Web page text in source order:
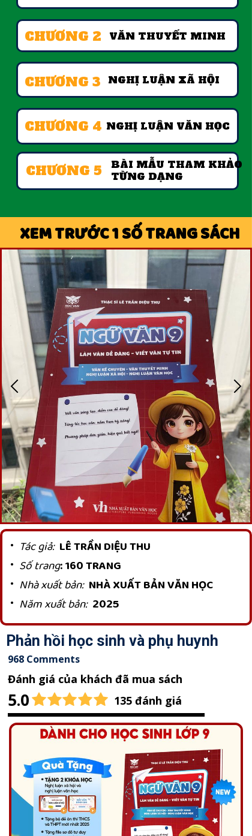
CHƯƠNG 2 VĂN THUYẾT MINH
CHƯƠNG 3 NGHỊ LUẬN XÃ HỘI
CHƯƠNG 4 NGHỊ LUẬN VĂN HỌC
CHƯƠNG 5
BÀI MẪU THAM KHẢO
TỪNG DẠNG
Tác giả:LÊ TRẦN DIỆU THU
Số trang: 160 TRANG
Nhà xuất bản:NHÀ XUẤT BẢN VĂN HỌC
Năm xuất bản:2025
XEM TRƯỚC 1 SỐ TRANG SÁCH
Phản hồi học sinh và phụ huynh
968 Comments
Đánh giá của khách đã mua sách
5.0 135 đánh giá